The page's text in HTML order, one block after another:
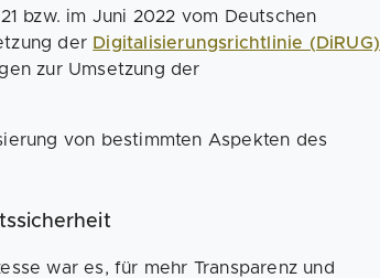
bzw. im Juni 2022 vom Deutschen
der Digitalisierungsrichtlinie (DiRUG)
zur Umsetzung der
von bestimmten Aspekten des
war es, für mehr Transparenz und